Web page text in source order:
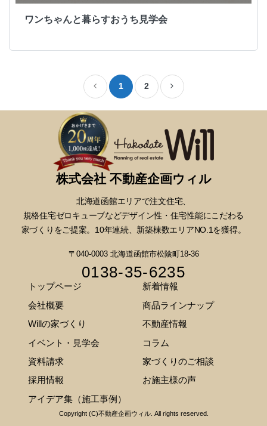
ワンちゃんと暮らすおうち見学会
1 2
株式会社 不動産企画ウィル
北海道函館エリアで注文住宅、
規格住宅ゼロキューブなどデザイン性・ 住宅性能にこだわる
家づくりをご提案。10年連続、新築棟数エリアNO.1を獲得。
〒040-0003 北海道函館市松陰町18-36
0138-35-6235
トップページ
会社概要
Willの家づくり
イベント・見学会
資料請求
採用情報
アイデア集（施工事例）
新着情報
商品ラインナップ
不動産情報
コラム
家づくりのご相談
お施主様の声
Copyright (C)不動産企画ウィル. All rights reserved.